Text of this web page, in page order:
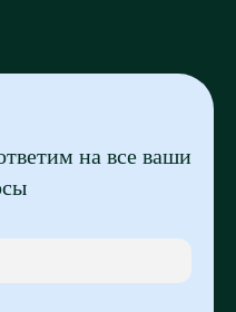
на все ваши